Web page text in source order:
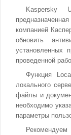
Kaspersky
компанией
обновить
установленных
проведенной
Функция
локального
файлы и
необходимо
параметры